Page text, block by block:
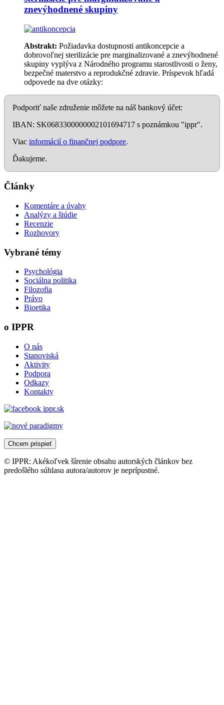
znevýhodnené skupiny
Abstrakt: Požiadavka dostupnosti antikoncepcie a
dobrovoľnej sterilizácie pre marginalizované a znevýhodnené
skupiny vyplýva z Národného programu starostlivosti o ženy,
bezpečné materstvo a reprodukčné zdravie. Príspevok hľadá
odpovede na dve otázky:
Podporiť naše združenie môžete na náš bankový účet:
IBAN: SK0683300000002101694717 s poznámkou "ippr".
Viac informácií o finančnej podpore.
Ďakujeme.
Články
Komentáre a úvahy
Analýzy a štúdie
Recenzie
Rozhovory
Vybrané témy
Psychológia
Sociálna politika
Filozofia
Právo
Bioetika
o IPPR
O nás
Stanoviská
Aktivity
Podpora
Odkazy
Kontakty
Chcem prispieť
© IPPR: Akékoľvek šírenie obsahu autorských článkov bez
predošlého súhlasu autora/autorov je neprípustné.